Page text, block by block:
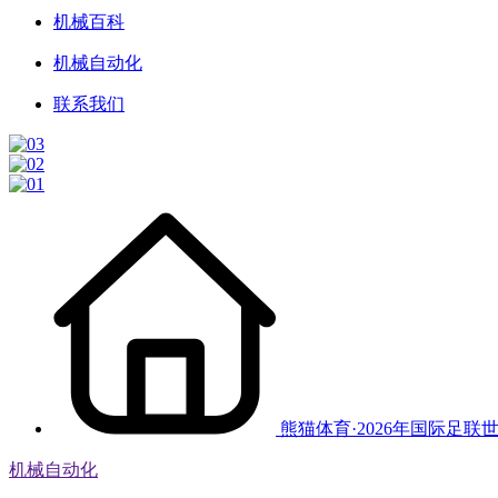
机械百科
机械自动化
联系我们
熊猫体育·2026年国际足联
机械自动化